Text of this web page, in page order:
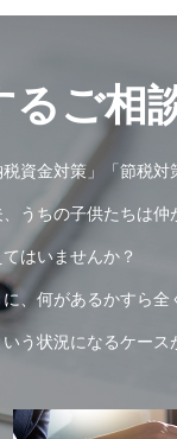
るご相
資金対策」「節税対
うちの子供たちは仲
はいませんか？
、何があるかすら全
う状況になるケース